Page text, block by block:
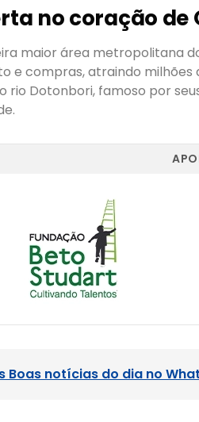
no coração de
maior área metropolitana
e compras, atraindo milhões
rio Dotonbori, famoso por
Boas notícias do dia no